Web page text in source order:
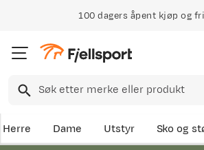
100 dagers åpent kjøp og
Herre Dame Utstyr Sko og